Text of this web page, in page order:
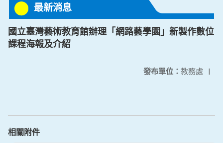
最新消息
國立臺灣藝術教育館辦理「網路藝學園」新製作數位
課程海報及介紹
發布單位： 教務處 |
相關附件